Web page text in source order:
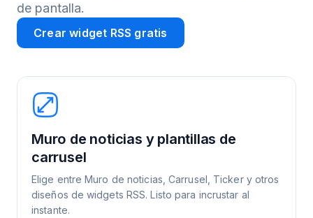
de pantalla.
Crear widget RSS gratis
Muro de noticias y plantillas de
carrusel
Elige entre Muro de noticias, Carrusel, Ticker y otros
diseños de widgets RSS. Listo para incrustar al
instante.